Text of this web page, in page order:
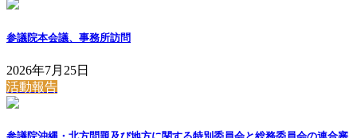
参議院本会議、事務所訪問
2026年7月25日
活動報告